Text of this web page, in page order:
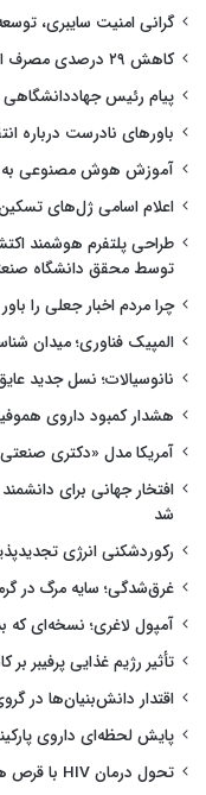
گرانی امنیت سایبری،
کاهش ۲۹ درصدی مصرف انرژی ساختمان‌ها با یک طراحی هوشمند
پیام رئیس جهاددانشگاهی
باورهای نادرست درباره
آموزش هوش مصنوعی به
اعلام اسامی ژل‌های
طراحی پلتفرم هوشمند
توسط محقق دانشگاه
چرا مردم اخبار جعلی را
المپیک فناوری؛ میدان
نانوسیالات؛ نسل جدید
هشدار کمبود داروی
آمریکا مدل «دکتری
افتخار جهانی برای
شد
رکوردشکنی انرژی تجدیدپذیر با ۵۸۰۰
غرق‌شدگی؛ سایه مرگ در
آمپول لاغری؛ نسخه‌ای
تأثیر رژیم غذایی پرفیبر
اقتدار دانش‌بنیان‌ها در
پایش لحظه‌ای داروی
تحول درمان HIV با قرص هفتگی